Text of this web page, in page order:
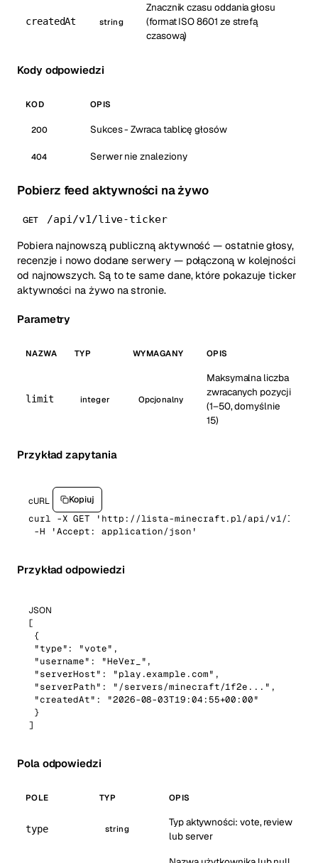
createdAt string
Znacznik czasu oddania głosu
(format ISO 8601 ze strefą
czasową)
Kody odpowiedzi
KOD OPIS
200 Sukces - Zwraca tablicę głosów
404 Serwer nie znaleziony
Pobierz feed aktywności na żywo
GET /api/v1/live-ticker
Pobiera najnowszą publiczną aktywność — ostatnie głosy,
recenzje i nowo dodane serwery — połączoną w kolejności
od najnowszych. Są to te same dane, które pokazuje ticker
aktywności na żywo na stronie.
Parametry
NAZWA TYP WYMAGANY OPIS
limit integer Opcjonalny
Maksymalna liczba
zwracanych pozycji
(1–50, domyślnie
15)
Przykład zapytania
cURL
Kopiuj
curl -X GET 'http://lista-minecraft.pl/api/v1/
-H 'Accept: application/json'
Przykład odpowiedzi
JSON
[
{
"type": "vote",
"username": "HeVer_",
"serverHost": "play.example.com",
"serverPath": "/servers/minecraft/1f2e...",
"createdAt": "2026-08-03T19:04:55+00:00"
}
]
Pola odpowiedzi
POLE TYP OPIS
type string
Typ aktywności: vote, review
lub server